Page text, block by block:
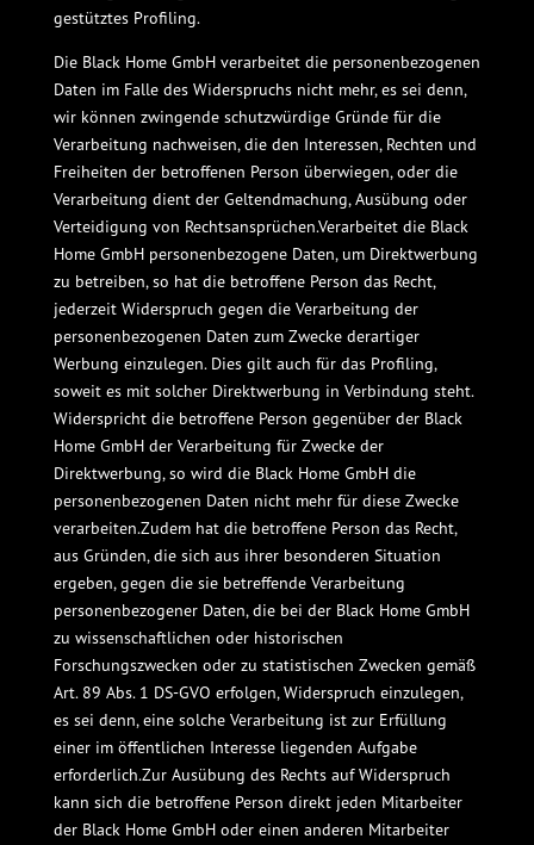
gestütztes Profiling.
Die Black Home GmbH verarbeitet die personenbezogenen
Daten im Falle des Widerspruchs nicht mehr, es sei denn,
wir können zwingende schutzwürdige Gründe für die
Verarbeitung nachweisen, die den Interessen, Rechten und
Freiheiten der betroffenen Person überwiegen, oder die
Verarbeitung dient der Geltendmachung, Ausübung oder
Verteidigung von Rechtsansprüchen.Verarbeitet die Black
Home GmbH personenbezogene Daten, um Direktwerbung
zu betreiben, so hat die betroffene Person das Recht,
jederzeit Widerspruch gegen die Verarbeitung der
personenbezogenen Daten zum Zwecke derartiger
Werbung einzulegen. Dies gilt auch für das Profiling,
soweit es mit solcher Direktwerbung in Verbindung steht.
Widerspricht die betroffene Person gegenüber der Black
Home GmbH der Verarbeitung für Zwecke der
Direktwerbung, so wird die Black Home GmbH die
personenbezogenen Daten nicht mehr für diese Zwecke
verarbeiten.Zudem hat die betroffene Person das Recht,
aus Gründen, die sich aus ihrer besonderen Situation
ergeben, gegen die sie betreffende Verarbeitung
personenbezogener Daten, die bei der Black Home GmbH
zu wissenschaftlichen oder historischen
Forschungszwecken oder zu statistischen Zwecken gemäß
Art. 89 Abs. 1 DS-GVO erfolgen, Widerspruch einzulegen,
es sei denn, eine solche Verarbeitung ist zur Erfüllung
einer im öffentlichen Interesse liegenden Aufgabe
erforderlich.Zur Ausübung des Rechts auf Widerspruch
kann sich die betroffene Person direkt jeden Mitarbeiter
der Black Home GmbH oder einen anderen Mitarbeiter